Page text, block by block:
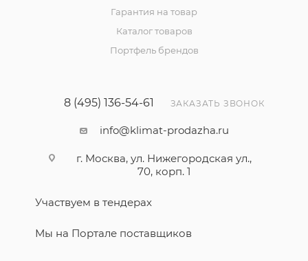
Гарантия на товар
Каталог товаров
Портфель брендов
8 (495) 136-54-61 ЗАКАЗАТЬ ЗВОНОК
info@klimat-prodazha.ru
г. Москва, ул. Нижегородская ул.,
70, корп. 1
Участвуем в тендерах
Мы на Портале поставщиков